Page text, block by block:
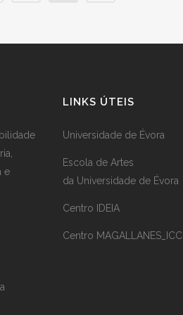
e
LINKS ÚTEIS
Universidade de Évora
Escola de Artes
da Universidade de Évora
Centro IDEIA
Centro MAGALLANES_ICC